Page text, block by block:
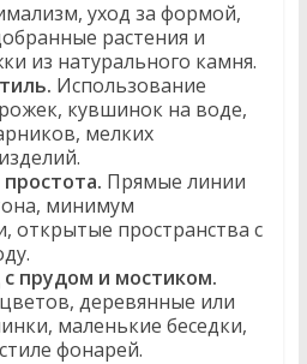
уход за формой,
растения и
из натурального камня.
Использование
кувшинок на воде,
мелких
Прямые линии
минимум
открытые пространства с
прудом и мостиком.
деревянные или
маленькие беседки,
фонарей.